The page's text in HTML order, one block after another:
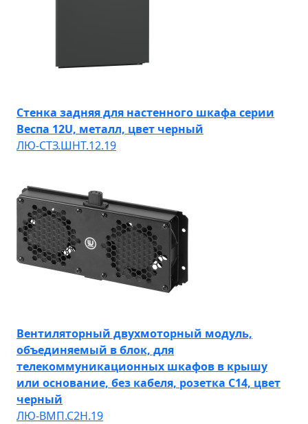
Стенка задняя для настенного шкафа серии
Веспа 12U, металл, цвет черный
ЛЮ-СТЗ.ШНТ.12.19
Вентиляторный двухмоторный модуль,
объединяемый в блок, для
телекоммуникационных шкафов в крышу
или основание, без кабеля, розетка С14, цвет
черный
ЛЮ-ВМП.С2Н.19